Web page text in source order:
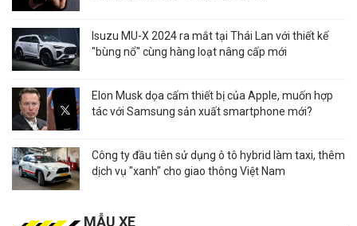
Isuzu MU-X 2024 ra mắt tại Thái Lan với thiết kế
"bùng nổ" cùng hàng loạt nâng cấp mới
Elon Musk dọa cấm thiết bị của Apple, muốn hợp
tác với Samsung sản xuất smartphone mới?
Công ty đầu tiên sử dụng ô tô hybrid làm taxi, thêm
dịch vụ "xanh" cho giao thông Việt Nam
MẪU XE